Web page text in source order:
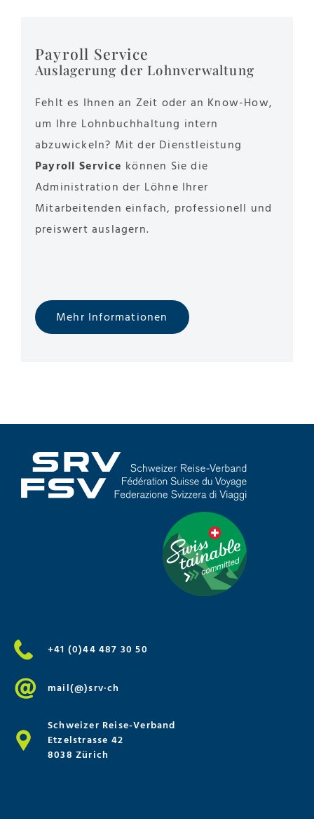
Payroll Service
Auslagerung der Lohnverwaltung
Fehlt es Ihnen an Zeit oder an Know-How,
um Ihre Lohnbuchhaltung intern
abzuwickeln? Mit der Dienstleistung
Payroll Service können Sie die
Administration der Löhne Ihrer
Mitarbeitenden einfach, professionell und
preiswert auslagern.
Mehr Informationen
+41 (0)44 487 30 50
mail(@)srv·ch
Schweizer Reise-Verband
Etzelstrasse 42
8038 Zürich